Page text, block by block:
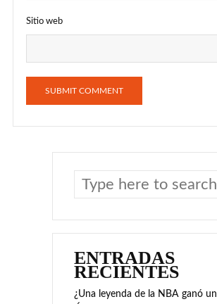
Sitio web
ENTRADAS
RECIENTES
¿Una leyenda de la NBA ganó un